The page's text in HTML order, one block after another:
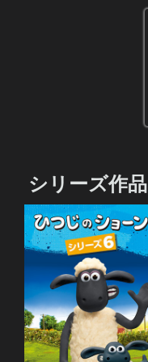
シリーズ作品